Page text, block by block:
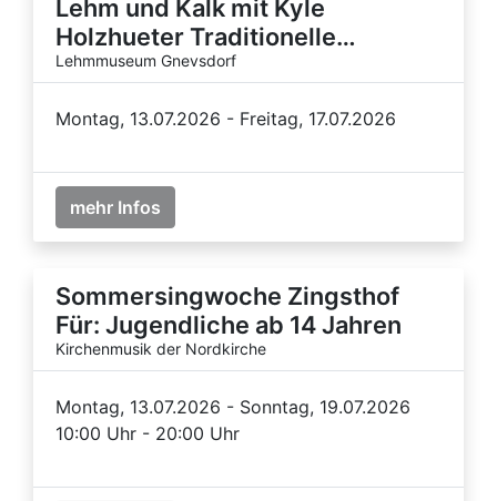
Lehm und Kalk mit Kyle
Holzhueter Traditionelle…
Lehmmuseum Gnevsdorf
Montag, 13.07.2026 - Freitag, 17.07.2026
mehr Infos
Sommersingwoche Zingsthof
Für: Jugendliche ab 14 Jahren
Kirchenmusik der Nordkirche
Montag, 13.07.2026 - Sonntag, 19.07.2026
10:00 Uhr - 20:00 Uhr